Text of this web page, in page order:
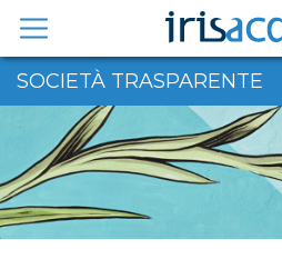
contenuto
SOCIETÀ TRASPARENTE